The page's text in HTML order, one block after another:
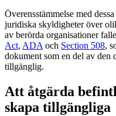
Överensstämmelse med
juridiska skyldigheter över
av berörda organisationer
Act, ADA och Section 508,
dokument som en del av den
tillgänglig.
Att åtgärda
skapa tillgängliga